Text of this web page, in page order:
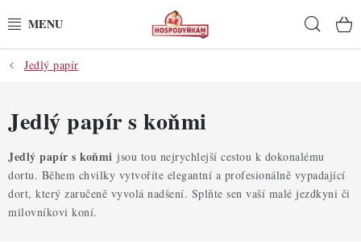
na
POTŘEBY
POMŮCKY
SUROVINY
DEKORACE
Jedlý papír
Jedlý papír s koňmi
Jedlý papír s koňmi jsou tou nejrychlejší cestou k dokonalému
dortu. Během chvilky vytvoříte elegantní a profesionálně vypadající
dort, který zaručeně vyvolá nadšení. Splňte sen vaší malé jezdkyni či
milovníkovi koní.